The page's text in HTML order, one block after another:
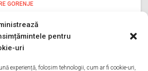
pentru
uri
experiență, folosim tehnologii, cum ar fi cookie-uri,
GORENJE
Gorenje PRAHOVA
PRAHOVA Bine ati venit pe
service frigidere Gorenje PRAHOVA
sunati va oferim service in